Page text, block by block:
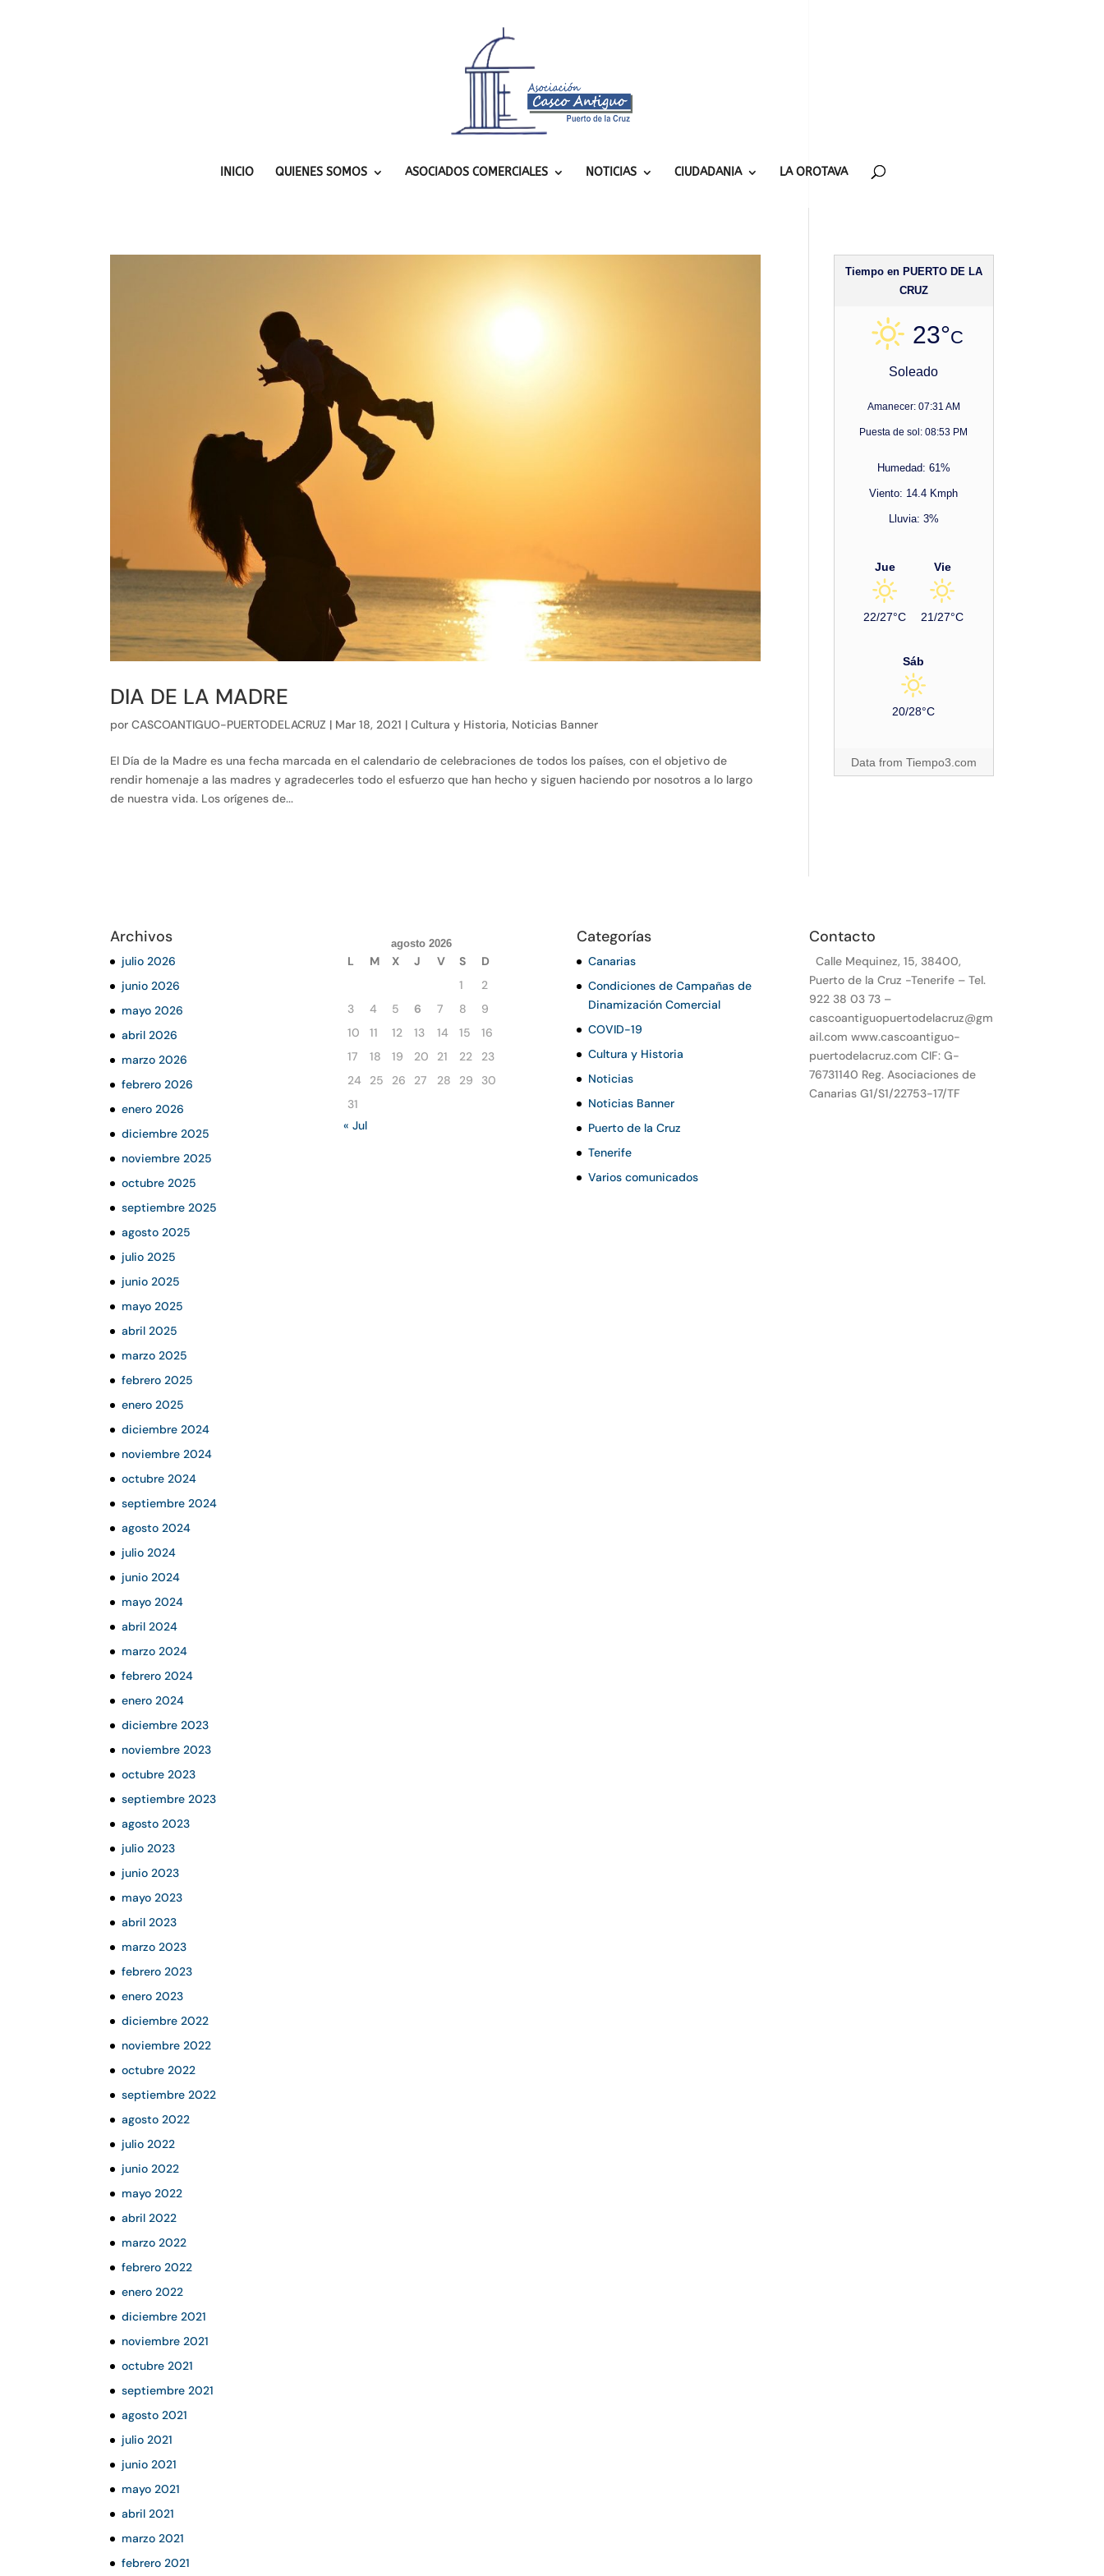
INICIO QUIENES SOMOS ASOCIADOS COMERCIALES NOTICIAS CIUDADANIA LA OROTAVA
DIA DE LA MADRE
porCASCOANTIGUO-PUERTODELACRUZ | Mar 18, 2021 |Cultura y Historia, Noticias Banner
El Día de la Madre es una fecha marcada en el calendario de celebraciones de todos los países, con el objetivo de
rendir homenaje a las madres y agradecerles todo el esfuerzo que han hecho y siguen haciendo por nosotros a lo largo
de nuestra vida. Los orígenes de...
Tiempo en PUERTO DE LA
CRUZ
23°C
Soleado
Amanecer: 07:31 AM
Puesta de sol: 08:53 PM
Humedad: 61%
Viento: 14.4 Kmph
Lluvia: 3%
Jue
22/27°C
Vie
21/27°C
Sáb
20/28°C
Data from Tiempo3.com
Archivos
julio 2026
junio 2026
mayo 2026
abril 2026
marzo 2026
febrero 2026
enero 2026
diciembre 2025
noviembre 2025
octubre 2025
septiembre 2025
agosto 2025
julio 2025
junio 2025
mayo 2025
abril 2025
marzo 2025
febrero 2025
enero 2025
diciembre 2024
noviembre 2024
octubre 2024
septiembre 2024
agosto 2024
julio 2024
junio 2024
mayo 2024
abril 2024
marzo 2024
febrero 2024
enero 2024
diciembre 2023
noviembre 2023
octubre 2023
septiembre 2023
agosto 2023
julio 2023
junio 2023
mayo 2023
abril 2023
marzo 2023
febrero 2023
enero 2023
diciembre 2022
noviembre 2022
octubre 2022
septiembre 2022
agosto 2022
julio 2022
junio 2022
mayo 2022
abril 2022
marzo 2022
febrero 2022
enero 2022
diciembre 2021
noviembre 2021
octubre 2021
septiembre 2021
agosto 2021
julio 2021
junio 2021
mayo 2021
abril 2021
marzo 2021
febrero 2021
agosto 2026
L M X J V S
D
1
2
3
4 5 6 7 8
9
10
11 12 13 14 15
16
17
18 19 20 21 22
23
24
25 26 27 28 29
30
31
« Jul
Categorías
Canarias
Condiciones de Campañas de
Dinamización Comercial
COVID-19
Cultura y Historia
Noticias
Noticias Banner
Puerto de la Cruz
Tenerife
Varios comunicados
Contacto
Calle Mequinez, 15, 38400,
Puerto de la Cruz -Tenerife – Tel.
922 38 03 73 –
cascoantiguopuertodelacruz@gm
ail.com www.cascoantiguo-
puertodelacruz.com CIF: G-
76731140 Reg. Asociaciones de
Canarias G1/S1/22753-17/TF